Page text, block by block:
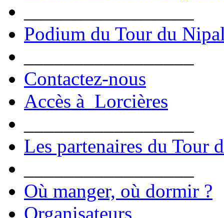
Podium du Tour du
Contactez-nous
Accès à Lorcières
Les partenaires du Tour
Où manger, où dormir ?
Organisateurs